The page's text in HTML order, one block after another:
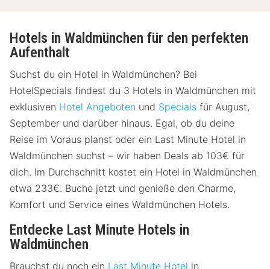
Hotels in Waldmünchen für den perfekten
Aufenthalt
Suchst du ein Hotel in Waldmünchen? Bei
HotelSpecials findest du 3 Hotels in Waldmünchen mit
exklusiven Hotel Angeboten und Specials für August,
September und darüber hinaus. Egal, ob du deine
Reise im Voraus planst oder ein Last Minute Hotel in
Waldmünchen suchst – wir haben Deals ab 103€ für
dich. Im Durchschnitt kostet ein Hotel in Waldmünchen
etwa 233€. Buche jetzt und genieße den Charme,
Komfort und Service eines Waldmünchen Hotels.
Entdecke Last Minute Hotels in
Waldmünchen
Brauchst du noch ein Last Minute Hotel in